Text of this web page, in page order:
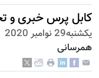
کابل پرس خبری و
يكشنبه29 نوامبر 2020
همرسانی